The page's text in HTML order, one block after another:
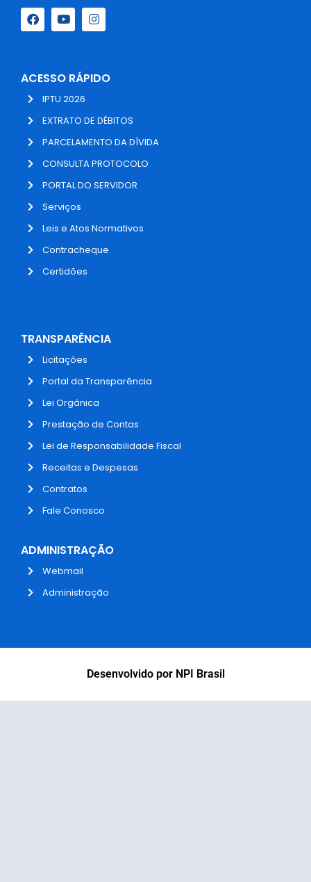
ACESSO RÁPIDO
IPTU 2026
EXTRATO DE DÉBITOS
PARCELAMENTO DA DÍVIDA
CONSULTA PROTOCOLO
PORTAL DO SERVIDOR
Serviços
Leis e Atos Normativos
Contracheque
Certidões
TRANSPARÊNCIA
Licitações
Portal da Transparência
Lei Orgânica
Prestação de Contas
Lei de Responsabilidade Fiscal
Receitas e Despesas
Contratos
Fale Conosco
ADMINISTRAÇÃO
Webmail
Administração
Desenvolvido por NPI Brasil